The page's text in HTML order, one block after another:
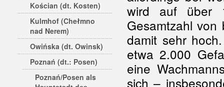
Kościan (dt. Kosten)
Kulmhof (Chełmno
nad Nerem)
Owińska (dt. Owinsk)
Poznań (dt.: Posen)
Poznań/Posen als
wird auf über
Gesamtzahl
damit sehr
etwa 2.000
eine
sich –